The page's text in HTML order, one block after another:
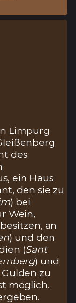
Limpurg
des
ein Haus
den sie zu
) bei
Wein,
an
) und den
(Sant
) und
zu
möglich.